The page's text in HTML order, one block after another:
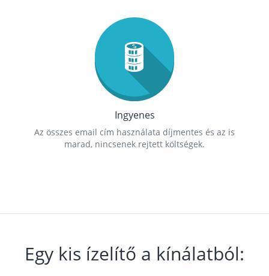
Ingyenes
Az összes email cím használata díjmentes és az is
marad, nincsenek rejtett költségek.
Egy kis ízelítő a kínálatból: